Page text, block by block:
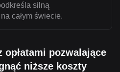
silną
całym świecie.
opłatami pozwalające
niższe koszty